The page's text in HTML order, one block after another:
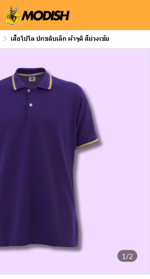
เสื้อโปโล ปกขลิบเล็ก ผ้าจูติ สีม่วงเข้ม
1/2